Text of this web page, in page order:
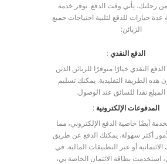
رحلتك، يأتي وقت الدفع. توفر خدمة
عدة خيارات للدفع لتلبية احتياجات جميع
الزبائن:
الدفع النقدي :
الدفع النقدي خيارًا متوفرًا للزبائن الذين
هذه الطريقة التقليدية. يمكنك تسليم
المبلغ نقدا للسائق عند الوصول.
المدفوعات الإلكترونية :
أيضًا خاصية الدفع الإلكتروني، مما
أكثر سهولة. يمكنك الدفع عن طريق
أو عبر التطبيقات المالية. في
استخدمت بطاقة الائتمان الخاصة بي،